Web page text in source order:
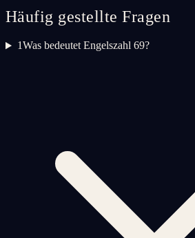
Häufig gestellte Fragen
1Was bedeutet Engelszahl 69?